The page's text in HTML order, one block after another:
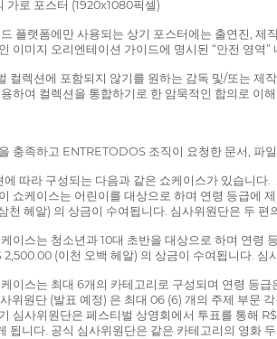
가로 포스터 (1920x1080픽셀)
플랫폼에만 사용되는 상기 포스터에는 출연진, 제
이미지 오리엔테이션 가이드에 명시된 “안전 영역”
컬렉션에 포함되지 않기를 원하는 감독 및/또는
하여 컬렉션을 통합하기로 한 암묵적인 합의로 이
충족하고 ENTRETODOS 조직이 요청한 문서, 파
따라 구성되는 다음과 같은 쇼케이스가 있습니다.
쇼케이스는 어린이를 대상으로 하며 연령 등급에
천 헤알) 의 상금이 수여됩니다. 심사위원단은 두
이스는 청소년과 10대 초반을 대상으로 하며 연령
(이천 오백 헤알) 의 상금이 수여됩니다.
이스는 최대 6개의 카테고리로 구성되며 연령 등
위원단 (발표 예정) 은 최대 06 (6) 개의 주제 부문
심사위원단은 페스티벌 상영회에서 투표를 통해
됩니다. 공식 심사위원단은 같은 카테고리의 영화